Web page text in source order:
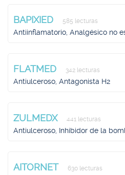
BAPIXIED 585 lecturas
Antiinflamatorio, Analgésico no
FLATMED 342 lecturas
Antiulceroso, Antagonista H2
ZULMEDX 441 lecturas
Antiulceroso, Inhibidor de la
AITORNET 630 lecturas